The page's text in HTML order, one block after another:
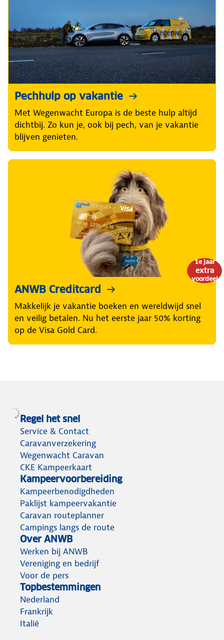
Pechhulp op vakantie
Met Wegenwacht Europa is de beste hulp altijd
dichtbij. Zo kun je, ook bij pech, van je vakantie
blijven genieten.
1e jaar
extra
voordeel
ANWB Creditcard
Makkelijk je vakantie boeken en wereldwijd snel
en veilig betalen. Nu het eerste jaar 50% korting
op de Visa Gold Card.
Regel het snel
Service & Contact
Caravanverzekering
Wegenwacht Caravan
CKE Kampeerkaart
Kampeervoorbereiding
Kampeerbenodigdheden
Paklijst kampeervakantie
Caravan routeplanner
Campings langs de route
Over ANWB
Werken bij ANWB
Vereniging en bedrijf
Voor de pers
Topbestemmingen
Nederland
Frankrijk
Italië